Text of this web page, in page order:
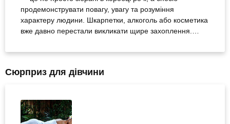
продемонструвати повагу, увагу та розуміння
характеру людини. Шкарпетки, алкоголь або косметика
вже давно перестали викликати щире захоплення.
новизну та можливість відчути емоцію. І це підтверджує
досвід замість матеріального...
Сюрприз для дівчини